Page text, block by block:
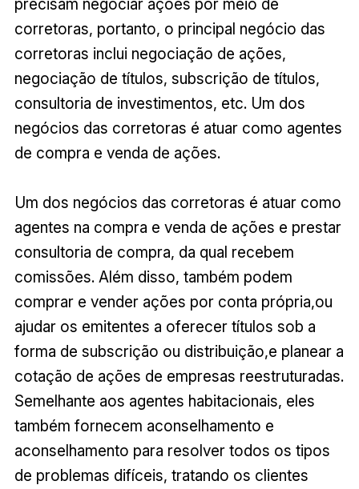
precisam negociar ações por meio de
corretoras, portanto, o principal negócio das
corretoras inclui negociação de ações,
negociação de títulos, subscrição de títulos,
consultoria de investimentos, etc. Um dos
negócios das corretoras é atuar como agentes
de compra e venda de ações.
Um dos negócios das corretoras é atuar como
agentes na compra e venda de ações e prestar
consultoria de compra, da qual recebem
comissões. Além disso, também podem
comprar e vender ações por conta própria,ou
ajudar os emitentes a oferecer títulos sob a
forma de subscrição ou distribuição,e planear a
cotação de ações de empresas reestruturadas.
Semelhante aos agentes habitacionais, eles
também fornecem aconselhamento e
aconselhamento para resolver todos os tipos
de problemas difíceis, tratando os clientes